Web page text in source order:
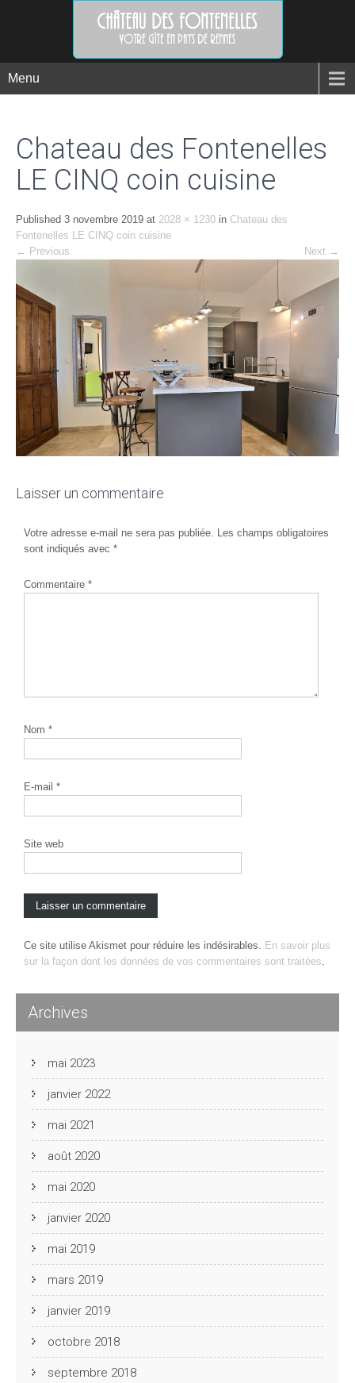
Menu
Chateau des Fontenelles
LE CINQ coin cuisine
Published 3 novembre 2019 at 2028 × 1230 in Chateau des
Fontenelles LE CINQ coin cuisine
← Previous Next →
Laisser un commentaire
Votre adresse e-mail ne sera pas publiée. Les champs obligatoires
sont indiqués avec *
Commentaire *
Nom *
E-mail *
Site web
Ce site utilise Akismet pour réduire les indésirables. En savoir plus
sur la façon dont les données de vos commentaires sont traitées
Archives
mai 2023
janvier 2022
mai 2021
août 2020
mai 2020
janvier 2020
mai 2019
mars 2019
janvier 2019
octobre 2018
septembre 2018